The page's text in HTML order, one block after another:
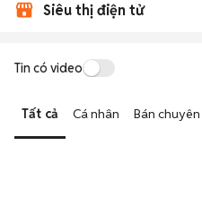
dưới 2 triệu ở Toàn quốc, đáp ứng
máy chỉ cần hoạt động ổn định.
thận, test loa, camera, wifi... để
hai bên trao đổi giá cả linh hoạt
ngày.
Siêu thị điện tử
Tin có video
Tất cả Cá nhân Bán chuyên